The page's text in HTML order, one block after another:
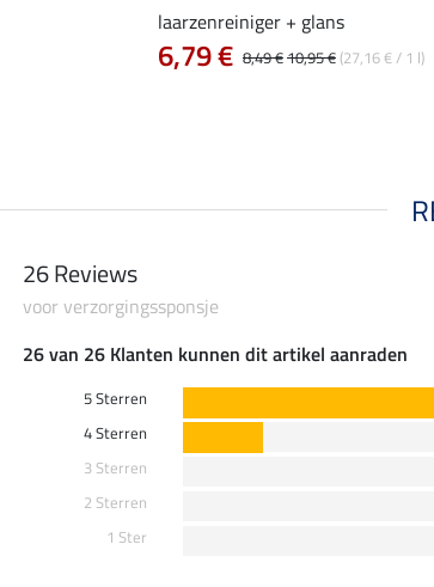
laarzenreiniger + glans
8,49 €10,95 € (27,16 € / 1 l)
6,79 €
26 Reviews
voor verzorgingssponsje
26 van 26 Klanten kunnen dit artikel aanraden
5 Sterren
4 Sterren
3 Sterren
2 Sterren
1 Ster